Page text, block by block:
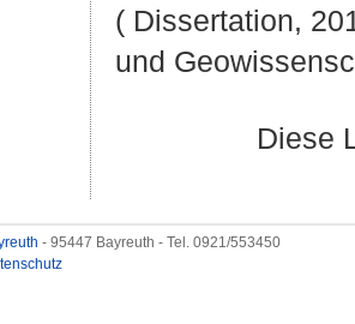
( Dissertation,
und
Diese
- 95447 Bayreuth - Tel. 0921/553450